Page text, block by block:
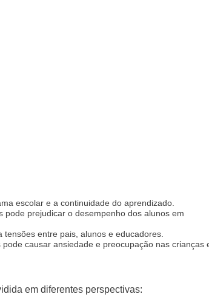
escolar e a continuidade do aprendizado.
prejudicar o desempenho dos alunos em
entre pais, alunos e educadores.
causar ansiedade e preocupação nas crianças
em diferentes perspectivas: